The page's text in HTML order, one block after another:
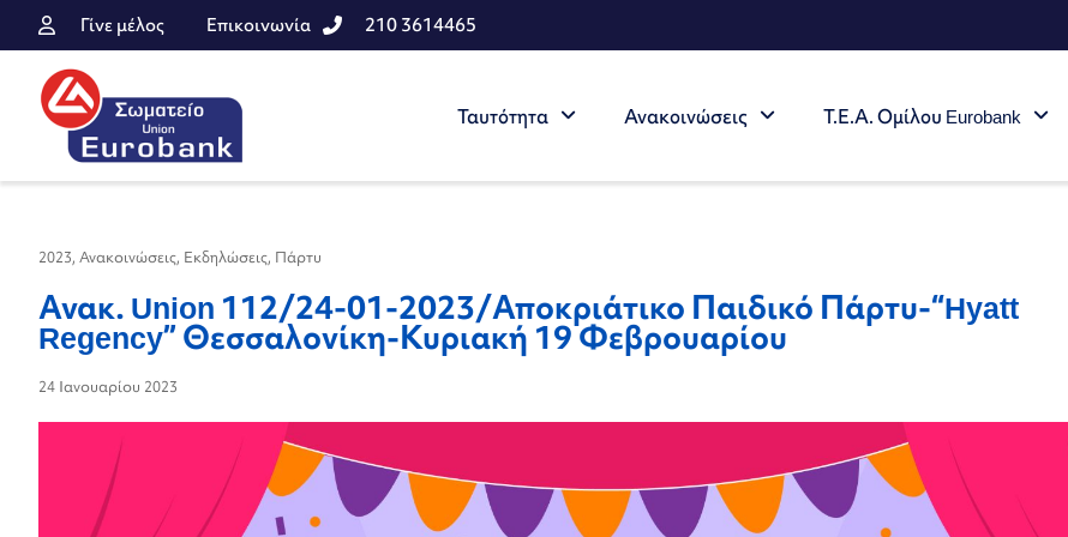
Γίνε μέλος Επικοινωνία 210 3614465
Ταυτότητα Ανακοινώσεις Τ.Ε.Α. Ομίλου Eurobank
2023, Ανακοινώσεις, Εκδηλώσεις, Πάρτυ
Ανακ. Union 112/24-01-2023/Αποκριάτικο Παιδικό Πάρτυ-“Hyatt
Regency” Θεσσαλονίκη-Κυριακή 19 Φεβρουαρίου
24 Ιανουαρίου 2023